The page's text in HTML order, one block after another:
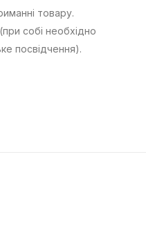
товару.
собі необхідно
посвідчення).